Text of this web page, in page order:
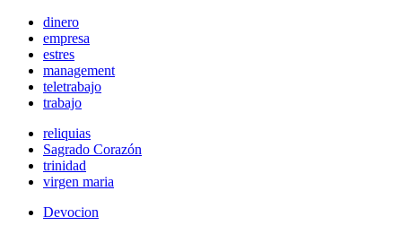
dinero
empresa
estres
management
teletrabajo
trabajo
reliquias
Sagrado Corazón
trinidad
virgen maria
Devocion